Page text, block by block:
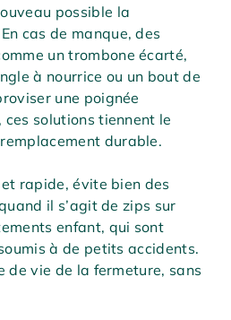
possible la
cas de manque, des
un trombone écarté,
à nourrice ou un bout de
une poignée
solutions tiennent le
durable.
rapide, évite bien des
il s’agit de zips sur
enfant, qui sont
à de petits accidents.
de vie de la fermeture, sans